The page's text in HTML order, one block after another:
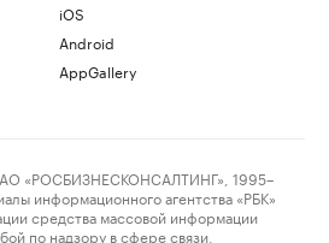
iOS
Android
AppGallery
«РОСБИЗНЕСКОНСАЛТИНГ», 1995–
информационного агентства «РБК»
средства массовой информации
по надзору в сфере связи,